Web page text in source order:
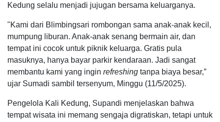
Kedung selalu menjadi jujugan bersama keluarganya.
"Kami dari Blimbingsari rombongan sama anak-anak kecil,
mumpung liburan. Anak-anak senang bermain air, dan
tempat ini cocok untuk piknik keluarga. Gratis pula
masuknya, hanya bayar parkir kendaraan. Jadi sangat
membantu kami yang ingin refreshing tanpa biaya besar,”
ujar Sumadi sambil tersenyum, Minggu (11/5/2025).
Pengelola Kali Kedung, Supandi menjelaskan bahwa
tempat wisata ini memang sengaja digratiskan, tetapi untuk